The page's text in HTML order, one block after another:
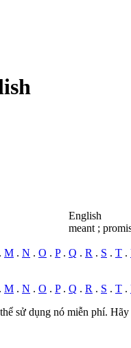
English
meant ;
. M . N . O . P. Q . R . S . T .
. M . N . O . P. Q . R . S . T .
sử dụng nó miễn phí. Hãy